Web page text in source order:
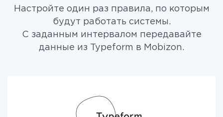
Настройте один раз правила, по которым
будут работать системы.
С заданным интервалом передавайте
данные из Typeform в Mobizon.